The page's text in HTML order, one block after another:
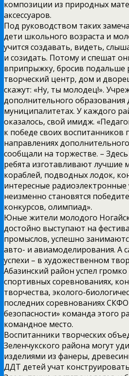
композиции из природных
аксессуаров.
Под руководством таких
дети школьного возраста и
учится создавать, видеть,
и созидать. Потому и спешат
вприпрыжку, бросив подальше
творческий центр, дом и
скажут: «Ну, ты молодец!».
дополнительного образования
муниципалитетах. У каждого
оказалось, свой имидж.
к победе своих воспитанников
направлениях
сообщали на торжестве. –
ребята изготавливают лучшие
кораблей, подводных лодок,
интересные радиоэлектронные
неизменно становятся
конкурсов, олимпиад».
Юные жители молодого
достойно выступают на
промыслов, успешно
авто- и авиамоделирования. А
успехи – в художественном
Абазинский район успел громко
спортивных соревнованиях,
творчества, эколого-
последних соревнованиях
безопасности» команда этого
командное место.
Воспитанники творческих
Зеленчукского района могут
изделиями из фанеры,
ДДТ детей учат